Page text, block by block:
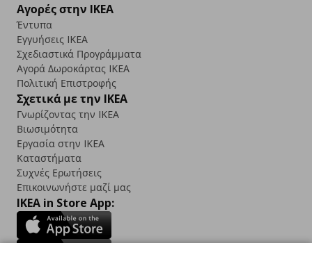
Αγορές στην IKEA
Έντυπα
Εγγυήσεις IKEA
Σχεδιαστικά Προγράμματα
Αγορά Δωρoκάρτας IKEA
Πολιτική Επιστροφής
Σχετικά με την IKEA
Γνωρίζοντας την IKEA
Βιωσιμότητα
Εργασία στην IKEA
Καταστήματα
Συχνές Ερωτήσεις
Επικοινωνήστε μαζί μας
IKEA in Store App: